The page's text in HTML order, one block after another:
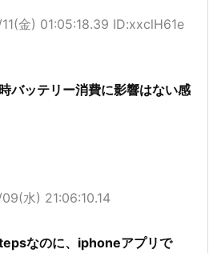
金) 01:05:18.39 ID:xxclH61e
バッテリー消費に影響はない感
水) 21:06:10.14
なのに、iphoneアプリで